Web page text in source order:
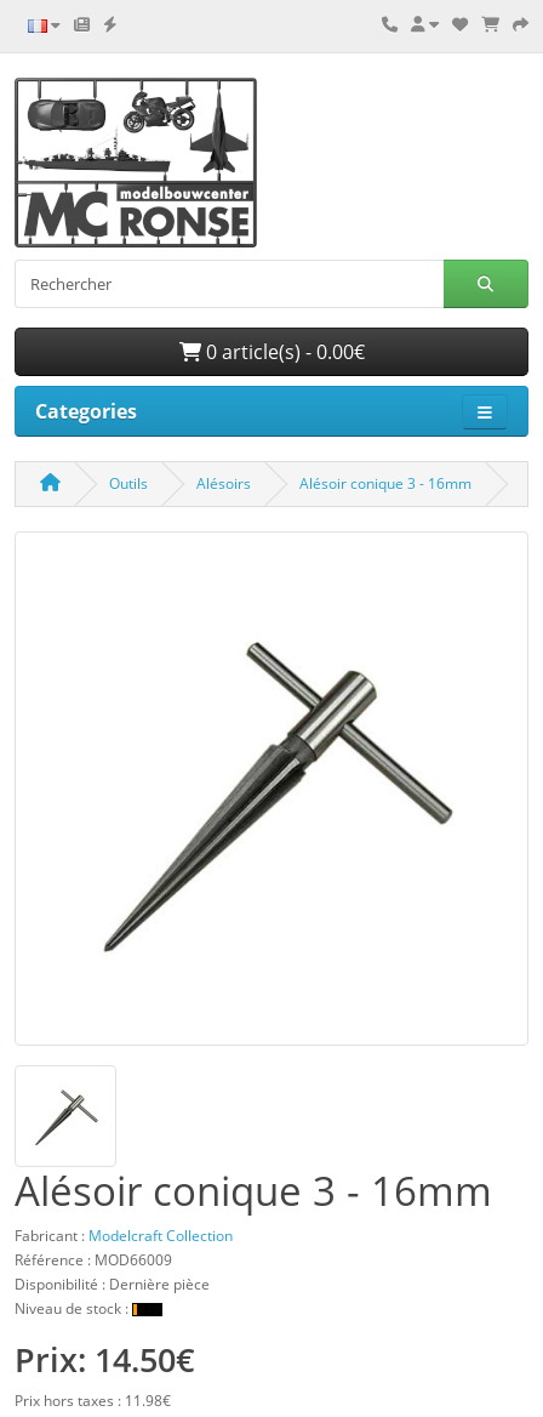
0 article(s) - 0.00€
Categories
Outils Alésoirs Alésoir conique 3 - 16mm
Alésoir conique 3 - 16mm
Fabricant : Modelcraft Collection
Référence : MOD66009
Disponibilité : Dernière pièce
Niveau de stock :
Prix: 14.50€
Prix hors taxes : 11.98€